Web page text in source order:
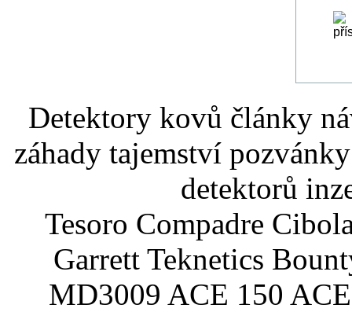
Detektory kovů články
záhady tajemství
detektorů
Tesoro Compadre
Garrett Teknetics
MD3009 ACE 150